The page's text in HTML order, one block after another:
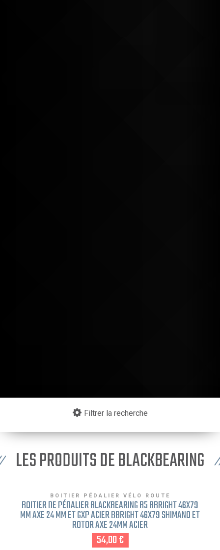
Filtrer la recherche
LES PRODUITS DE BLACKBEARING
BOITIER PÉDALIER VÉLO ROUTE
BOITIER DE PÉDALIER BLACKBEARING B5 BBRIGHT 46X79
MM AXE 24 MM ET GXP ACIER BBRIGHT 46X79 SHIMANO ET
ROTOR AXE 24MM ACIER
54,00 €